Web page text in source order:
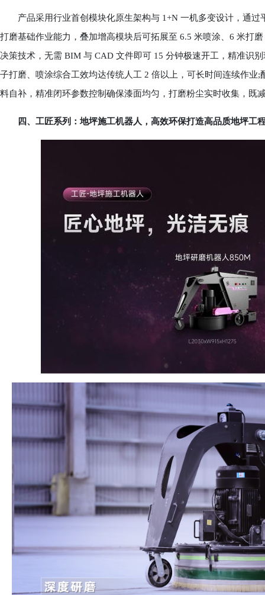
产品采用行业首创模块化原生架构与 1+N 一机多变设计，通过
打磨基础作业能力，叠加增高模块后可拓展至 6.5 米喷涂、6 米打
决策技术，无需 BIM 与 CAD 文件即可 15 分钟极速开工，精准识
子打磨、喷涂综合工效均达传统人工 2 倍以上，可长时间连续作
料自补，精准闭环参数控制确保漆面均匀，打磨粉尘实时收集，既
四、工匠系列：地坪施工机器人，高效环保打造高品质地坪工